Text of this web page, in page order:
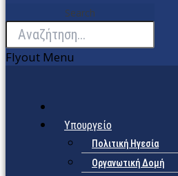
Search
Flyout Menu
Υπουργείο
Πολιτική Ηγεσία
Οργανωτική Δομή